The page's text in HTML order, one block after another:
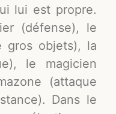
lui est propre.
(défense), le
gros objets), la
le magicien
(attaque
Dans le